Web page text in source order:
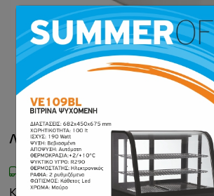
Λεκανάκι Παγωτού Inox 5lt Stalgast
Διαθέσιμο
Κωδικός: 535014